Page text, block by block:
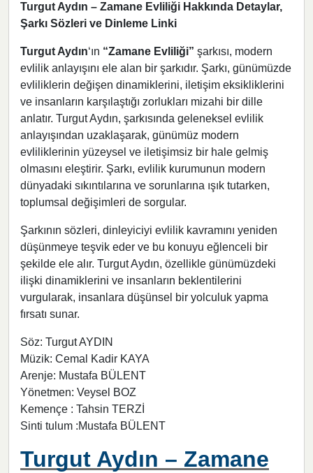
Turgut Aydın – Zamane Evliliği Hakkında Detaylar,
Şarkı Sözleri ve Dinleme Linki
Turgut Aydın‘ın “Zamane Evliliği” şarkısı, modern
evlilik anlayışını ele alan bir şarkıdır. Şarkı, günümüzde
evliliklerin değişen dinamiklerini, iletişim eksikliklerini
ve insanların karşılaştığı zorlukları mizahi bir dille
anlatır. Turgut Aydın, şarkısında geleneksel evlilik
anlayışından uzaklaşarak, günümüz modern
evliliklerinin yüzeysel ve iletişimsiz bir hale gelmiş
olmasını eleştirir. Şarkı, evlilik kurumunun modern
dünyadaki sıkıntılarına ve sorunlarına ışık tutarken,
toplumsal değişimleri de sorgular.
Şarkının sözleri, dinleyiciyi evlilik kavramını yeniden
düşünmeye teşvik eder ve bu konuyu eğlenceli bir
şekilde ele alır. Turgut Aydın, özellikle günümüzdeki
ilişki dinamiklerini ve insanların beklentilerini
vurgularak, insanlara düşünsel bir yolculuk yapma
fırsatı sunar.
Söz: Turgut AYDIN
Müzik: Cemal Kadir KAYA
Arenje: Mustafa BÜLENT
Yönetmen: Veysel BOZ
Kemençe : Tahsin TERZİ
Sinti tulum :Mustafa BÜLENT
Turgut Aydın – Zamane